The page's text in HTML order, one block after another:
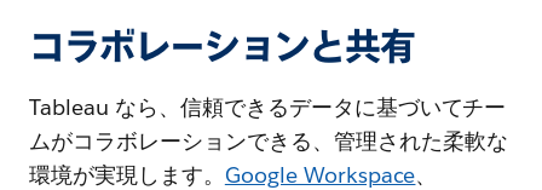
コラボレーションと共有
Tableau なら、信頼できるデータに基づいてチー
ムがコラボレーションできる、管理された柔軟な
環境が実現します。 Google Workspace、